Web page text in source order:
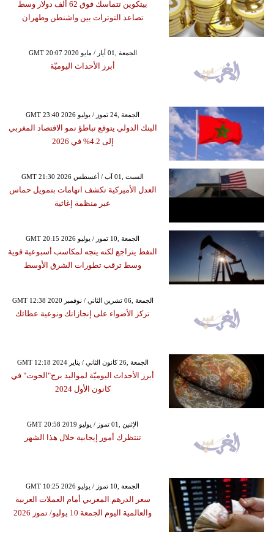
بيتكوين تتماسك فوق 62 ألف دولار وسط
تصاعد التوترات بين واشنطن وطهران
GMT 20:07 2020 الجمعة ,01 أيار / مايو
أبرز الأحداث اليوميّة
GMT 23:40 2026 الجمعة ,24 تموز / يوليو
البنك الدولي يتوقع تباطؤ نمو الاقتصاد المغربي
إلى 4.2% في 2026
GMT 21:30 2026 السبت ,01 آب / أغسطس
العدل الأميركية تكشف اتهامات بتمويل حماس
عبر منظمة إغاثية
GMT 20:15 2026 الجمعة ,10 تموز / يوليو
النفط يتراجع لكنه يتجه لمكاسب أسبوعية قوية
وسط ترقب تطورات الشرق الأوسط
GMT 12:38 2020 الجمعة ,06 تشرين الثاني / نوفمبر
تركز الأضواء على إنجازاتك ونوعية عطائك
GMT 12:18 2024 الجمعة ,26 كانون الثاني / يناير
أبرز الأحداث اليوميّة لمواليد برج"الحوت" في
كانون الأول 2024
GMT 20:58 2019 الإثنين ,01 تموز / يوليو
تنتظرك أمور إيجابية خلال هذا الشهر
GMT 10:25 2026 الجمعة ,10 تموز / يوليو
سعر الدرهم المغربي أمام العملات العربية
والعالمية اليوم الجمعة 10 يوليو/ تموز 2026